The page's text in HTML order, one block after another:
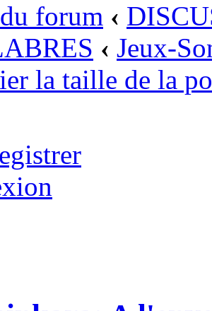
forum ‹
‹ Jeux-
la taille de la